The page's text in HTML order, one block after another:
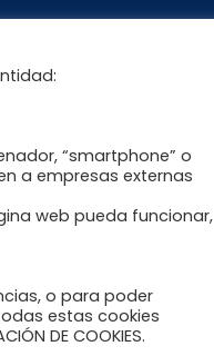
al paciente
“smartphone” o
a empresas externas
web pueda funcionar,
o para poder
estas cookies
DE COOKIES.